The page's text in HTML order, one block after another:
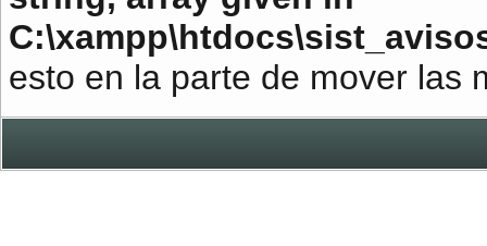
esto en la parte de mover las